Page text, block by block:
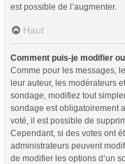
est possible de l’augmenter.
Haut
Comment puis-je modifier
Comme pour les messages,
leur auteur, les modérateurs
sondage, modifiez tout
sondage est obligatoirement
voté, il est possible de
Cependant, si des votes ont
administrateurs peuvent
de modifier les options d’un